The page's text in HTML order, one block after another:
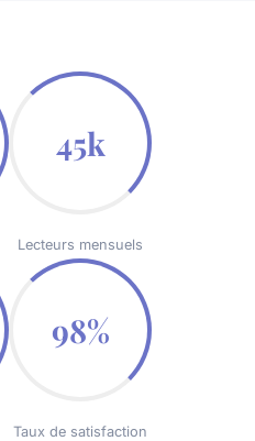
45k
Lecteurs mensuels
98%
Taux de satisfaction